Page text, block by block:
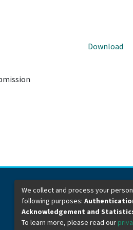
Download
Dirección General de Bibliotecas
Boulevard Valsequillo y Av. de las Torres
Ciudad Universitaria. Col. San Manuel
We collect and process your
following purposes:
Acknowledgement and
To learn more, please read our